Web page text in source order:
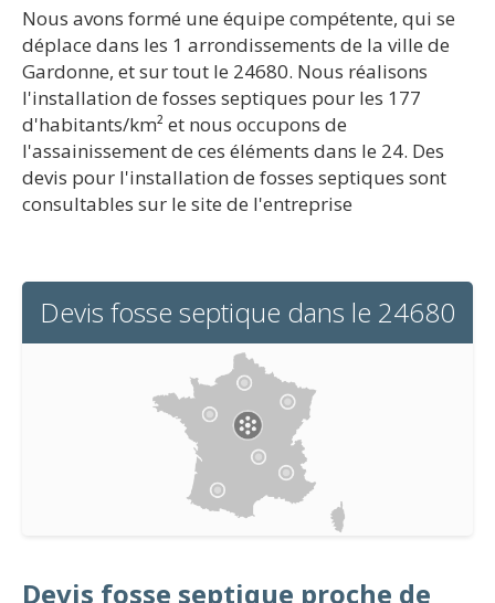
Nous avons formé une équipe compétente, qui se
déplace dans les 1 arrondissements de la ville de
Gardonne, et sur tout le 24680. Nous réalisons
l'installation de fosses septiques pour les 177
d'habitants/km² et nous occupons de
l'assainissement de ces éléments dans le 24. Des
devis pour l'installation de fosses septiques sont
consultables sur le site de l'entreprise
Devis fosse septique dans le 24680
Devis fosse septique proche de